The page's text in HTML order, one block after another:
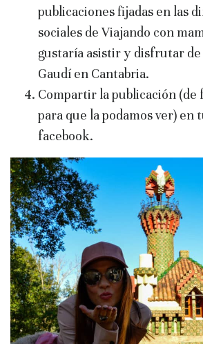
publicaciones fijadas en las
sociales de Viajando con
gustaría asistir y disfrutar de
Gaudí en Cantabria.
Compartir la publicación (de
para que la podamos ver) en
facebook.